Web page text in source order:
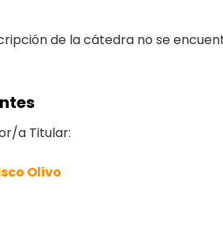
de la cátedra no se
a Titular:
Olivo